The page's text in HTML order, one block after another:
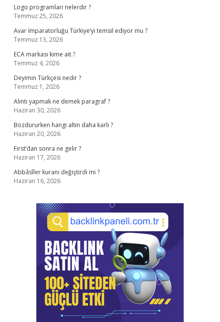
Logo programları nelerdir ?
Temmuz 25, 2026
Avar İmparatorluğu Türkiye’yi temsil ediyor mu ?
Temmuz 13, 2026
ECA markası kime ait ?
Temmuz 4, 2026
Deyimin Türkçesi nedir ?
Temmuz 1, 2026
Alıntı yapmak ne demek paragraf ?
Haziran 30, 2026
Bozdururken hangi altın daha karlı ?
Haziran 20, 2026
First’dan sonra ne gelir ?
Haziran 17, 2026
Abbâsîler kuranı değiştirdi mi ?
Haziran 16, 2026